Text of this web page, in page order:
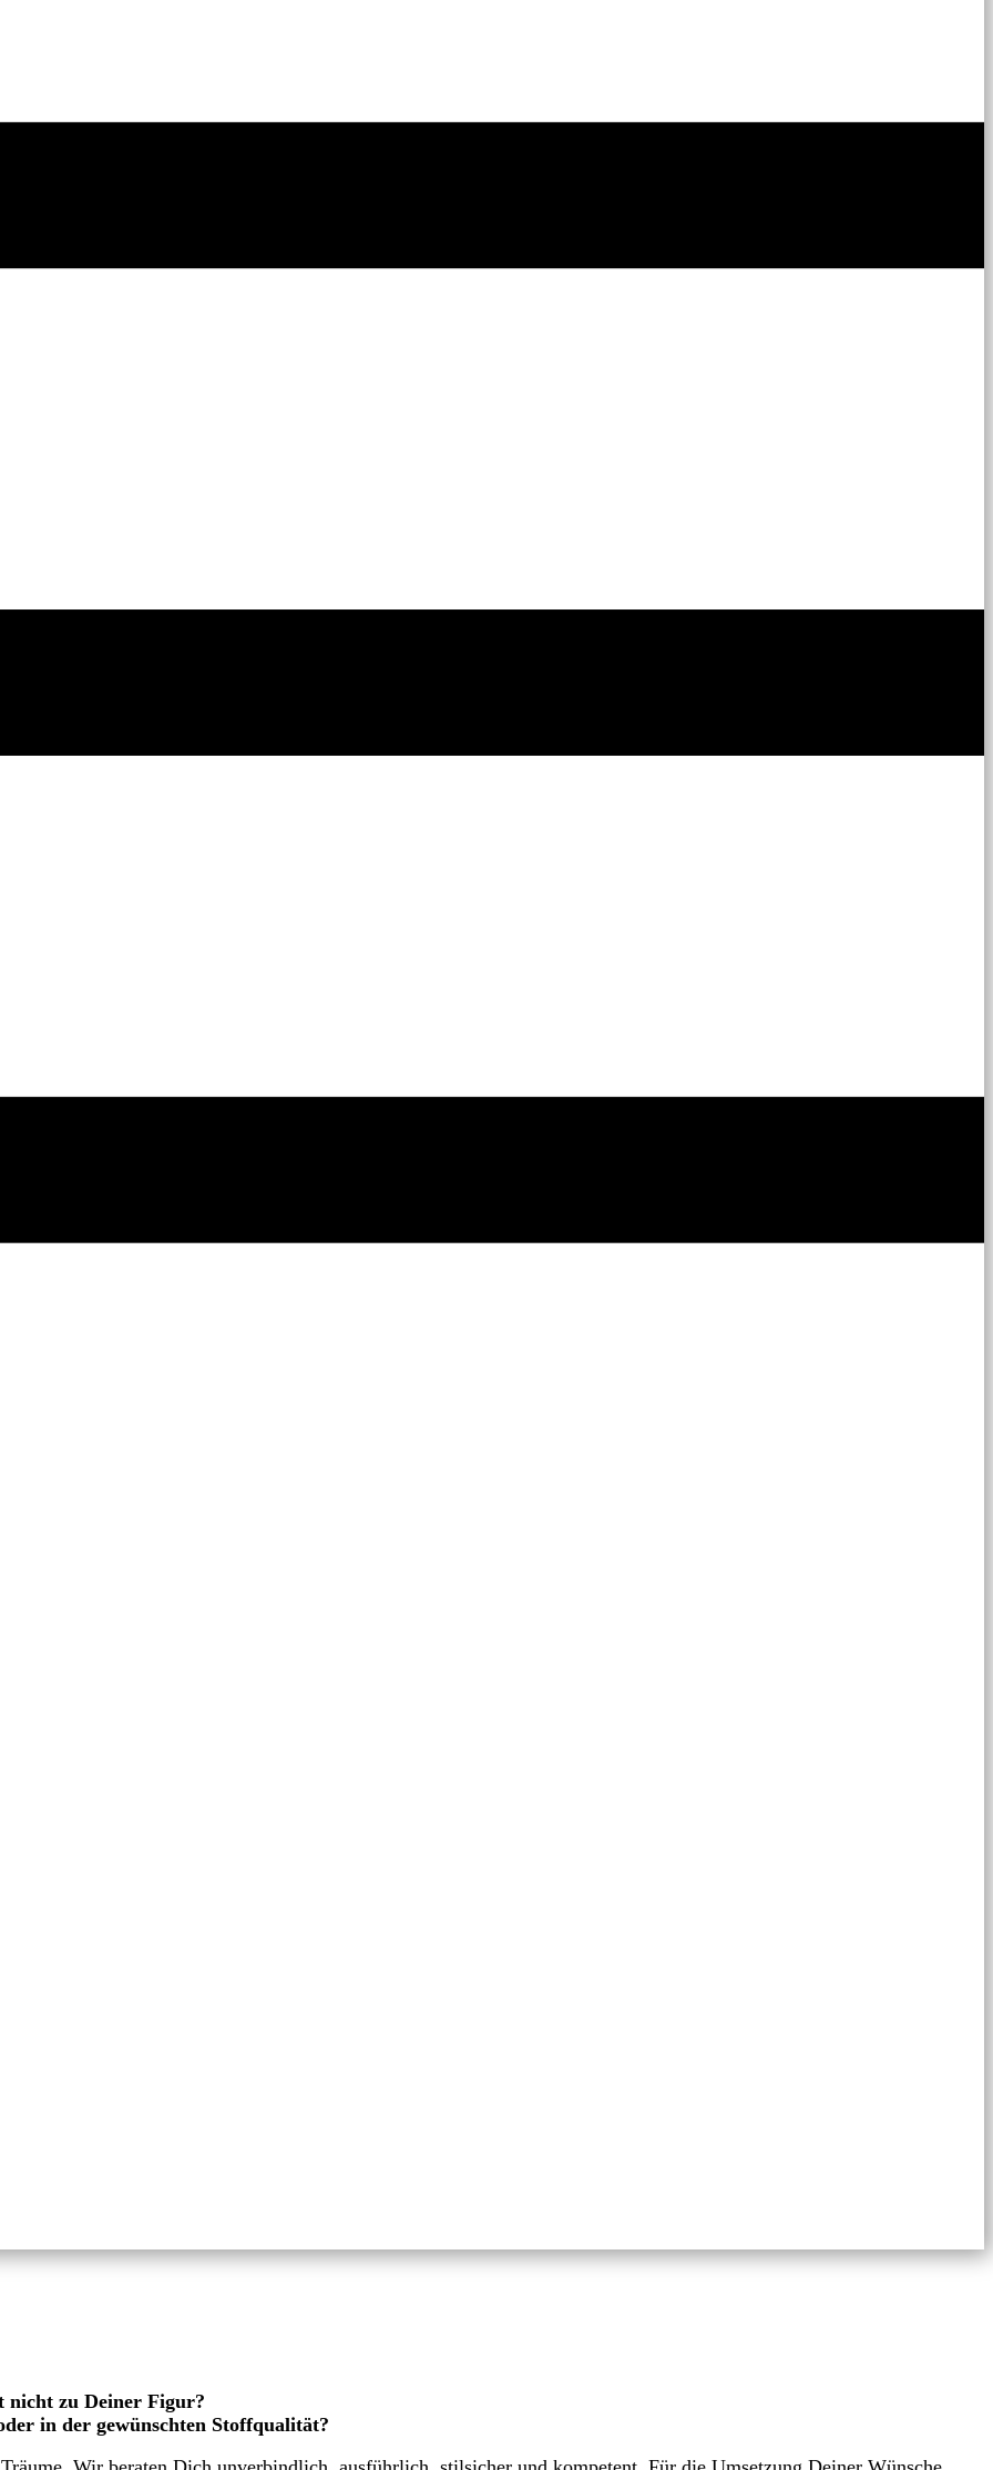
nicht zu Deiner Figur?
in der gewünschten Stoffqualität?